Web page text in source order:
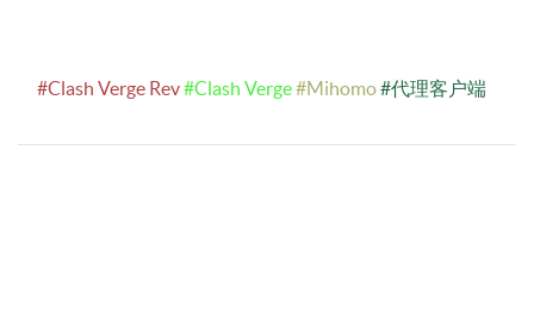
#Clash Verge Rev#Clash Verge#Mihomo#代理客户端